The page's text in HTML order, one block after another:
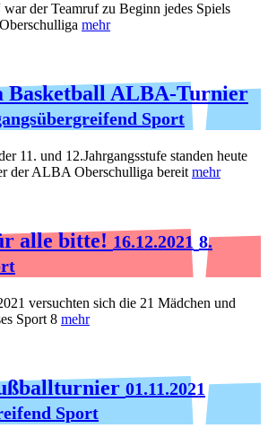
der Teamruf zu Beginn jedes Spiels
mehr
Basketball ALBA-Turnier
Sport
11. und 12.Jahrgangsstufe standen heute
der ALBA Oberschulliga bereit mehr
alle bitte! 16.12.2021 8.
versuchten sich die 21 Mädchen und
Sport 8 mehr
01.11.2021
Sport